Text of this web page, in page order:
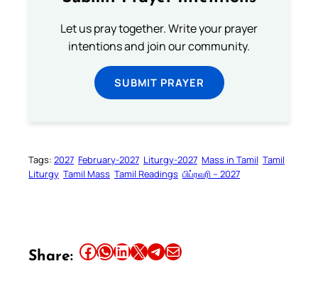
Let us pray together. Write your prayer
intentions and join our community.
SUBMIT PRAYER
Tags: 2027 February-2027 Liturgy-2027 Mass in Tamil Tamil
Liturgy Tamil Mass Tamil Readings பிப்ரவரி – 2027
Share: Share this article on Facebook Share this article on WhatsApp Share this article on LinkedIn Share this article on X Share this article on TelegramEmail this Article